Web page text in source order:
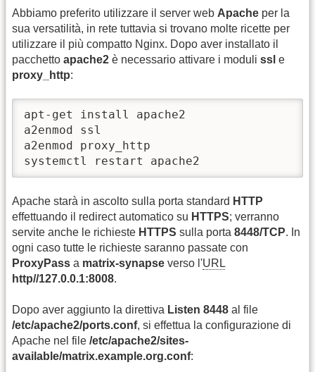
Abbiamo preferito utilizzare il server web Apache per la
sua versatilità, in rete tuttavia si trovano molte ricette per
utilizzare il più compatto Nginx. Dopo aver installato il
pacchetto apache2 è necessario attivare i moduli ssl e
proxy_http:
apt-get install apache2
a2enmod ssl
a2enmod proxy_http
systemctl restart apache2
Apache starà in ascolto sulla porta standard HTTP
effettuando il redirect automatico su HTTPS; verranno
servite anche le richieste HTTPS sulla porta 8448/TCP. In
ogni caso tutte le richieste saranno passate con
ProxyPass a matrix-synapse verso l'URL
http//127.0.0.1:8008.
Dopo aver aggiunto la direttiva Listen 8448 al file
/etc/apache2/ports.conf, si effettua la configurazione di
Apache nel file /etc/apache2/sites-
available/matrix.example.org.conf: